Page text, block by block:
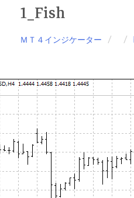
1_Fish
ＭＴ４インジケーター